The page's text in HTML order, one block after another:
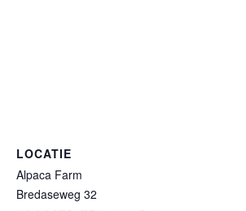
LOCATIE
Alpaca Farm
Bredaseweg 32